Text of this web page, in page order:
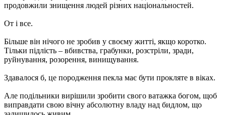
продовжили знищення людей різних національностей.
От і все.
Більше він нічого не зробив у своєму житті, якщо коротко.
Тільки підлість – вбивства, грабунки, розстріли, зради,
руйнування, розорення, винищування.
Здавалося б, це породження пекла має бути прокляте в віках.
Але подільники вирішили зробити свого ватажка богом, щоб
виправдати свою вічну абсолютну владу над бидлом, що